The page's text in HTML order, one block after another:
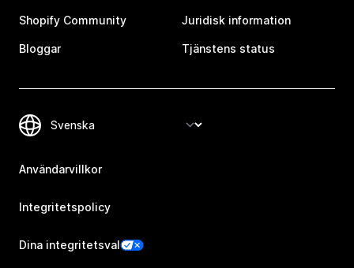
Shopify Community
Bloggar
Juridisk information
Tjänstens status
Användarvillkor
Integritetspolicy
Dina integritetsval